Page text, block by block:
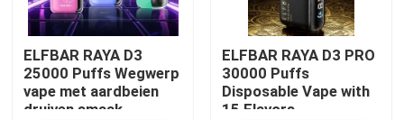
Fabrieksreis
Kwaliteitscontrole
ELFBAR RAYA D3
25000 Puffs Wegwerp
vape met aardbeien
druiven smaak
ELFBAR RAYA D3 PRO
30000 Puffs
Disposable Vape with
15 Flavors